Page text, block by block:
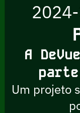
A
parte
Um projeto